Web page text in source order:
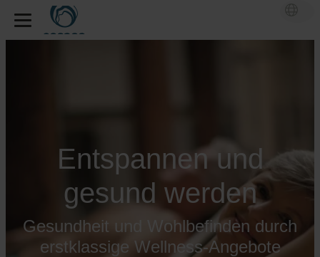
Entspannen und
gesund werden
Gesundheit und Wohlbefinden durch
erstklassige Wellness-Angebote